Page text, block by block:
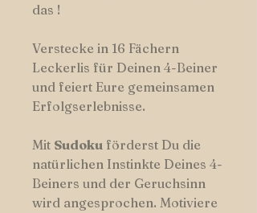
das !
Verstecke in 16 Fächern
Leckerlis für Deinen 4-Beiner
und feiert Eure gemeinsamen
Erfolgserlebnisse.
Mit Sudoku förderst Du die
natürlichen Instinkte Deines 4-
Beiners und der Geruchsinn
wird angesprochen. Motiviere